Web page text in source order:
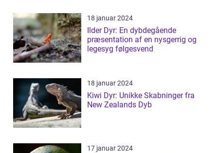
18 januar 2024
Ilder Dyr: En dybdegående
præsentation af en nysgerrig og
legesyg følgesvend
18 januar 2024
Kiwi Dyr: Unikke Skabninger fra
New Zealands Dyb
17 januar 2024